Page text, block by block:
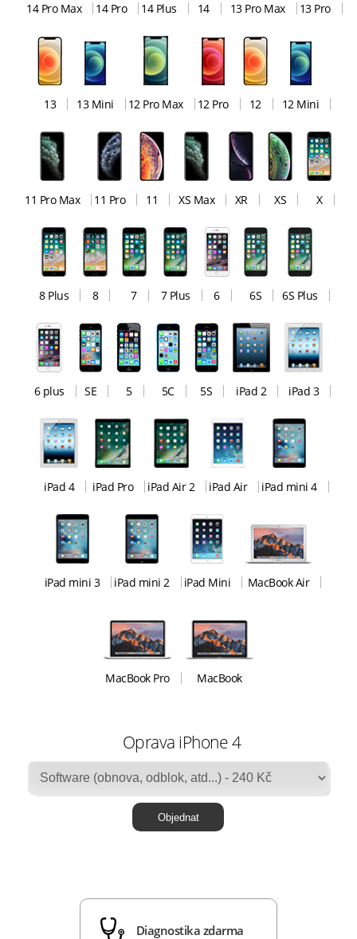
14 Pro Max 14 Pro 14 Plus 14 13 Pro Max 13 Pro
13 13 Mini 12 Pro Max 12 Pro 12 12 Mini
11 Pro Max 11 Pro 11 XS Max XR XS X
8 Plus 8 7 7 Plus 6 6S 6S Plus
6 plus SE 5 5C 5S iPad 2 iPad 3
iPad 4 iPad Pro iPad Air 2 iPad Air iPad mini 4
iPad mini 3 iPad mini 2 iPad Mini MacBook Air
MacBook Pro MacBook
Oprava iPhone 4
Diagnostika zdarma